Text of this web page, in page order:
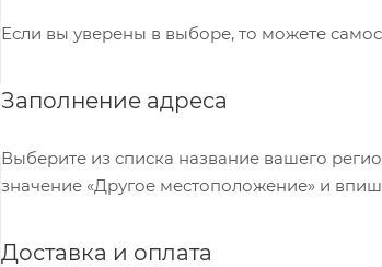
Если вы уверены в выборе, то можете
Заполнение адреса
Выберите из списка название вашего
значение «Другое местоположение» и
Доставка и оплата